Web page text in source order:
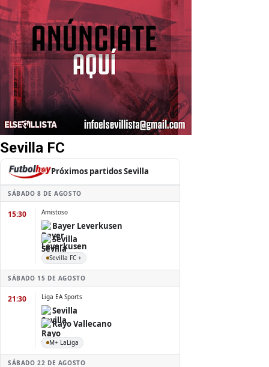
Sevilla FC